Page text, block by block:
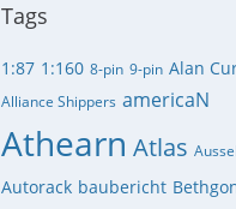
Tags
1:87 1:160 8-pin 9-pin Alan
Alliance Shippers americaN
Athearn Atlas
Autorack baubericht